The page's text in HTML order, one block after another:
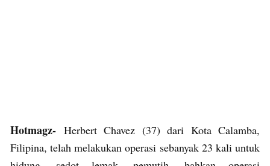
Hotmagz- Herbert Chavez (37) dari Kota Calamba,
Filipina, telah melakukan operasi sebanyak 23 kali untuk